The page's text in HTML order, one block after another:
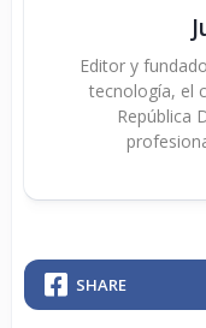
Editor y
tecnología, el
República
SHARE